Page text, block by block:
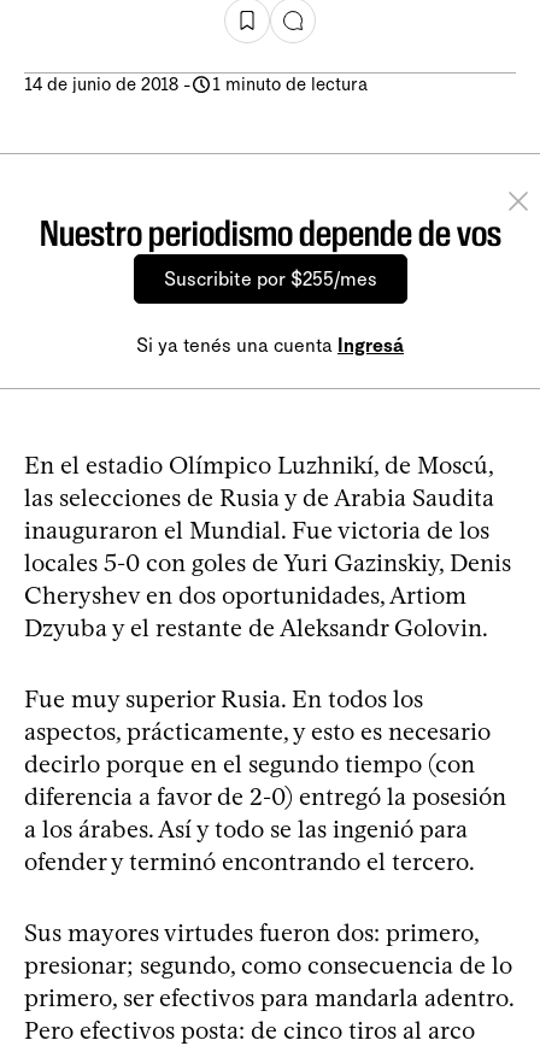
14 de junio de 2018 - 1 minuto de lectura
Nuestro periodismo depende de vos
Suscribite por $255/mes
Si ya tenés una cuenta Ingresá
En el estadio Olímpico Luzhnikí, de Moscú,
las selecciones de Rusia y de Arabia Saudita
inauguraron el Mundial. Fue victoria de los
locales 5-0 con goles de Yuri Gazinskiy, Denis
Cheryshev en dos oportunidades, Artiom
Dzyuba y el restante de Aleksandr Golovin.
Fue muy superior Rusia. En todos los
aspectos, prácticamente, y esto es necesario
decirlo porque en el segundo tiempo (con
diferencia a favor de 2-0) entregó la posesión
a los árabes. Así y todo se las ingenió para
ofender y terminó encontrando el tercero.
Sus mayores virtudes fueron dos: primero,
presionar; segundo, como consecuencia de lo
primero, ser efectivos para mandarla adentro.
Pero efectivos posta: de cinco tiros al arco